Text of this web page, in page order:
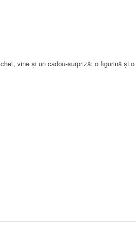
vine și un cadou-surpriză: o figurină și